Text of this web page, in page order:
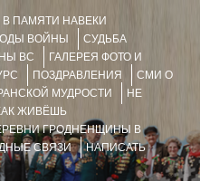
В ПАМЯТИ НАВЕКИ
ВОЙНЫ
СУДЬБА
ВС
ГАЛЕРЕЯ ФОТО И
ПОЗДРАВЛЕНИЯ
СМИ О
МУДРОСТИ
НЕ
ЖИВЁШЬ
ГРОДНЕНЩИНЫ В
СВЯЗИ
НАПИСАТЬ